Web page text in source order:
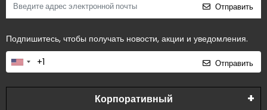
Отправить
Подпишитесь, чтобы получать новости, акции и уведомления.
Отправить
Корпоративный